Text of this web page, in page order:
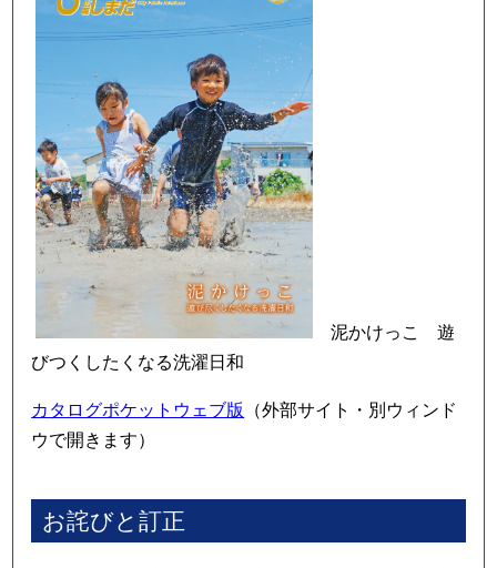
泥かけっこ 遊
びつくしたくなる洗濯日和
カタログポケットウェブ版
（外部サイト・別ウィンド
ウで開きます）
お詫びと訂正